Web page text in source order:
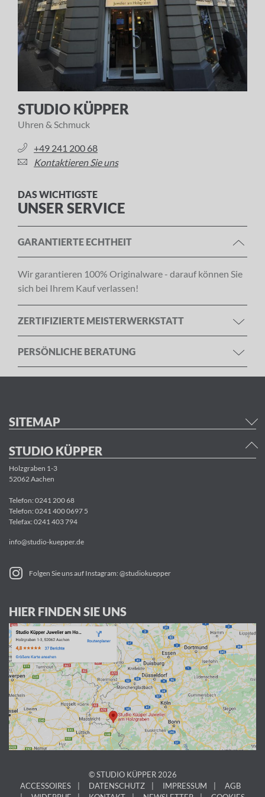
STUDIO KÜPPER
Uhren & Schmuck
+49 241 200 68
Kontaktieren Sie uns
DAS WICHTIGSTE
UNSER SERVICE
GARANTIERTE ECHTHEIT
Wir garantieren 100% Originalware - darauf können Sie
sich bei Ihrem Kauf verlassen!
ZERTIFIZIERTE MEISTERWERKSTATT
PERSÖNLICHE BERATUNG
SITEMAP
STUDIO KÜPPER
Holzgraben 1-3
52062 Aachen
Telefon: 0241 200 68
Telefon: 0241 400 0697 5
Telefax: 0241 403 794
info@studio-kuepper.de
Folgen Sie uns auf Instagram: @studiokuepper
HIER FINDEN SIE UNS
© STUDIO KÜPPER 2026
ACCESSOIRES
DATENSCHUTZ IMPRESSUM
AGB